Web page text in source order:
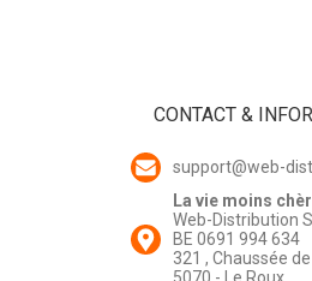
CONTACT &
support@web-
La vie moins
Web-Distribution
BE 0691 994 634
321 , Chaussée